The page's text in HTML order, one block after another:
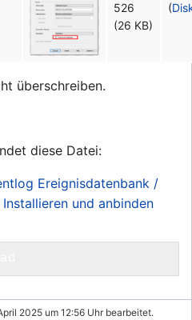
526
(26 KB)
(
überschreiben.
diese Datei:
Ereignisdatenbank /
und anbinden
2025 um 12:56 Uhr bearbeitet.